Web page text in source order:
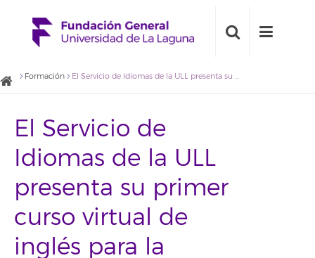
Formación El Servicio de Idiomas de la ULL presenta su primer curso virtual de inglés para la obtención del nivel B1
El Servicio de
Idiomas de la ULL
presenta su primer
curso virtual de
inglés para la